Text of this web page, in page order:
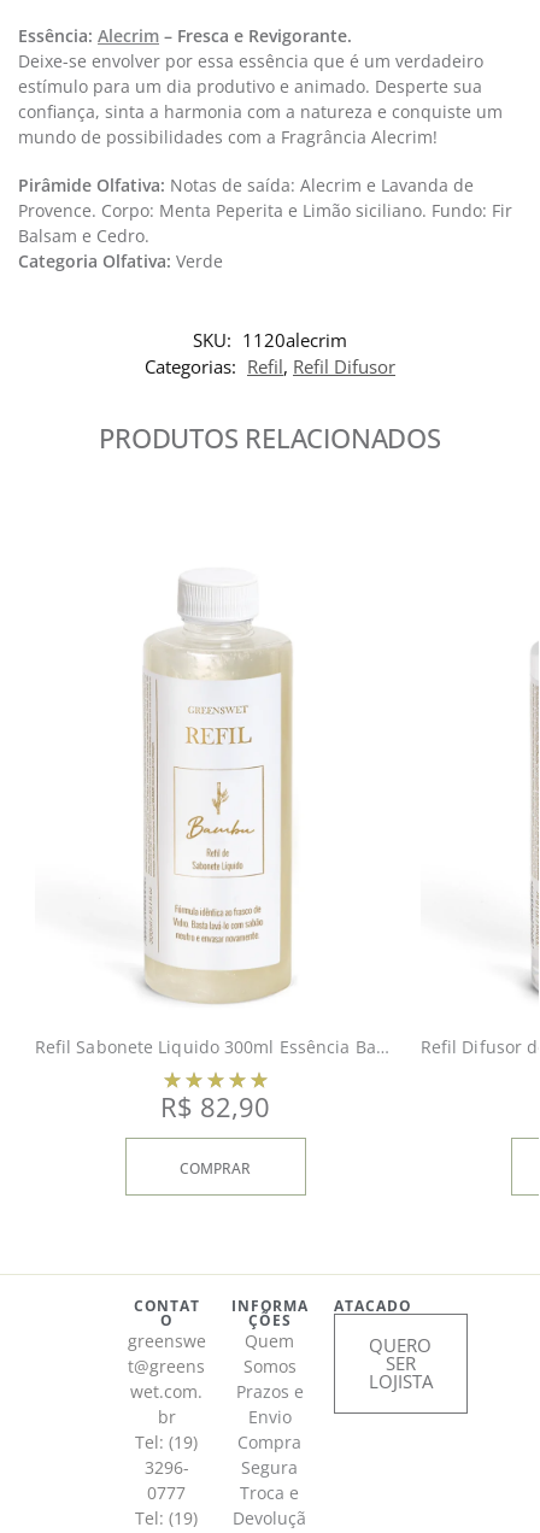
Essência: Alecrim – Fresca e Revigorante.​
Deixe-se envolver por essa essência que é um verdadeiro
estímulo para um dia produtivo e animado. Desperte sua
confiança, sinta a harmonia com a natureza e conquiste um
mundo de possibilidades com a Fragrância Alecrim!
Pirâmide Olfativa: Notas de saída: Alecrim e Lavanda de
Provence. Corpo: Menta Peperita e Limão siciliano. Fundo: Fir
Balsam e Cedro.
Categoria Olfativa: ​ Verde
SKU: 1120alecrim
Categorias: Refil, Refil Difusor
PRODUTOS RELACIONADOS
Refil Sabonete Liquido 300ml Essência Bambu
R$ 82,90
COMPRAR
CONTAT
O
greenswe
t@greens
wet.com.
br
Tel: (19)
3296-
0777
Tel: (19)
INFORMA
ÇÕES
Quem
Somos
Prazos e
Envio
Compra
Segura
Troca e
Devoluçã
ATACADO
QUERO
SER
LOJISTA